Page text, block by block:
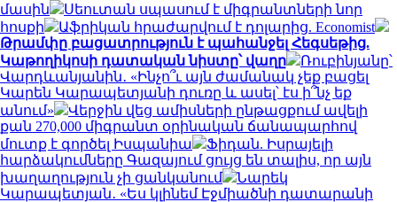
մասին
Սեուտան սպասում է միգրանտների նոր
հոսքի
Աֆրիկան ​​հրաժարվում է դոլարից. Economist
Թրամփը բացատրություն է պահանջել Հեգսեթից.
Կաթողիկոսի դատական նիստը՝ վաղը
Ռուբինյանը՝
Վարդևանյանին․ «Ինչո՞ւ այն ժամանակ չեք բացել
Կարեն Կարապետյանի դուռը և ասել՝ էս ի՞նչ եք
անում»
Վերջին վեց ամիսների ընթացքում ավելի
քան 270,000 միգրանտ օրինական ճանապարհով
մուտք է գործել Իսպանիա
Ֆիդան. Իսրայելի
հարձակումները Գազայում ցույց են տալիս, որ այն
խաղաղություն չի ցանկանում
Նարեկ
Կարապետյան․ «Ես կլինեմ Էջմիածնի դատարանի